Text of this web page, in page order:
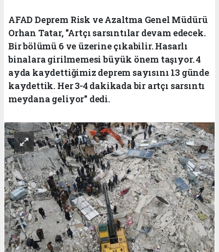
AFAD Deprem Risk ve Azaltma Genel Müdürü
Orhan Tatar, "Artçı sarsıntılar devam edecek.
Bir bölümü 6 ve üzerine çıkabilir. Hasarlı
binalara girilmemesi büyük önem taşıyor. 4
ayda kaydettiğimiz deprem sayısını 13 günde
kaydettik. Her 3-4 dakikada bir artçı sarsıntı
meydana geliyor" dedi.